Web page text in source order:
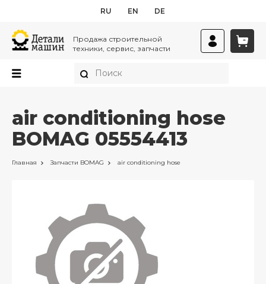
RU EN DE
Продажа строительной
техники, сервис, запчасти
air conditioning hose
BOMAG 05554413
Главная Запчасти BOMAG air conditioning hose